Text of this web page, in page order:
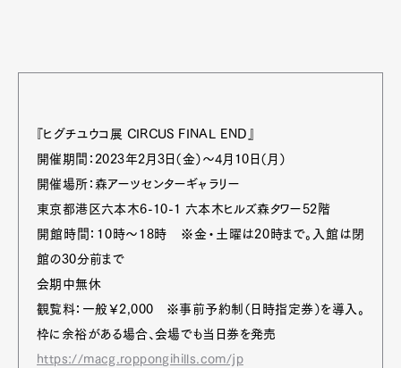
『ヒグチユウコ展 CIRCUS FINAL END』
開催期間：2023年2月3日（金）～4月10日（月）
開催場所：森アーツセンターギャラリー
東京都港区六本木6-10-1 六本木ヒルズ森タワー52階
開館時間：10時～18時 ※金・土曜は20時まで。入館は閉
館の30分前まで
会期中無休
観覧料：一般￥2,000 ※事前予約制（日時指定券）を導入。
枠に余裕がある場合、会場でも当日券を発売
https://macg.roppongihills.com/jp